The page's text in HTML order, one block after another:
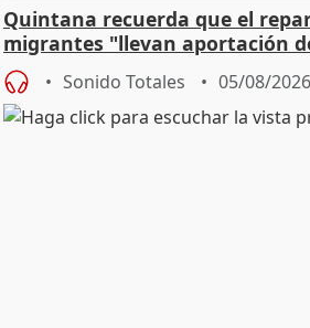
Quintana recuerda que el
migrantes "llevan aportación
central
Sonido Totales 05/08/2026